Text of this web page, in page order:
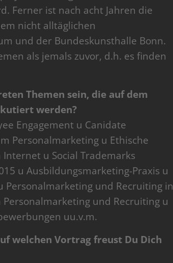
Ferner ist nach acht Jahren die
nicht alltäglichen
und der Bundeskunsthalle Bonn.
als jemals zuvor, d.h. es finden
Themen sein, die auf dem
werden?
Engagement u Canidate
Personalmarketing u Ethische
u Social Trademarks
u Ausbildungsmarketing-Praxis u
Personalmarketing und Recruiting in
und Recruiting u
uu.v.m.
welchen Vortrag freust Du Dich